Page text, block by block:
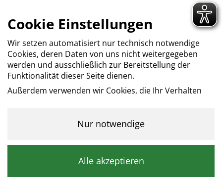
Cookie Einstellungen
Wir setzen automatisiert nur technisch notwendige
Cookies, deren Daten von uns nicht weitergegeben
werden und ausschließlich zur Bereitstellung der
Funktionalität dieser Seite dienen.
Außerdem verwenden wir Cookies, die Ihr Verhalten
lernen. Wir erheben dabei nur pseudonyme Daten,
Notwendige Cookies helfen dabei, eine Webseite
nutzbar zu machen, indem sie Grundfunktionen wie
Nur notwendige
Alle akzeptieren